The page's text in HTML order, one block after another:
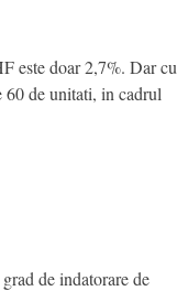
este doar 2,7%. Dar cu
60 de unitati, in cadrul
de indatorare de